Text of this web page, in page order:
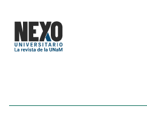
Skip to main content